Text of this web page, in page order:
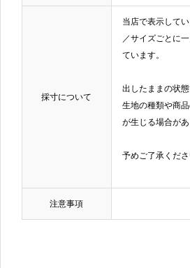
採寸について
当店で表示して
／サイズごとに
ています。
出したままの状
生地の種類や商
が生じる場合があ
予めご了承くださ
注意事項